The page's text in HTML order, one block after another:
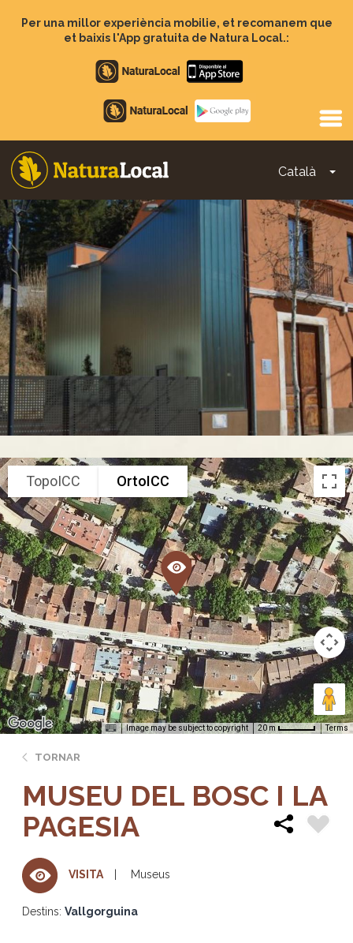
Per una millor experiència mobilie, et recomanem que
et baixis l'App gratuita de Natura Local.:
Apple
store
Google
Play
Català
Main
navigation
TopoICC OrtoICC
Image may be subject to copyright 20 m Terms
TORNAR
MUSEU DEL BOSC I LA
PAGESIA
VISITA Museus
Destins: Vallgorguina